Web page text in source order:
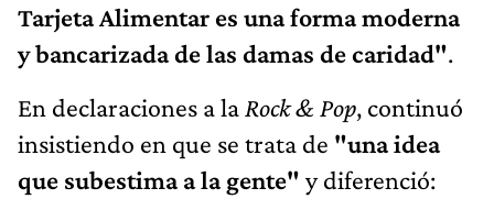
Tarjeta Alimentar es una forma moderna
y bancarizada de las damas de caridad".
En declaraciones a la Rock & Pop, continuó
insistiendo en que se trata de "una idea
que subestima a la gente" y diferenció: